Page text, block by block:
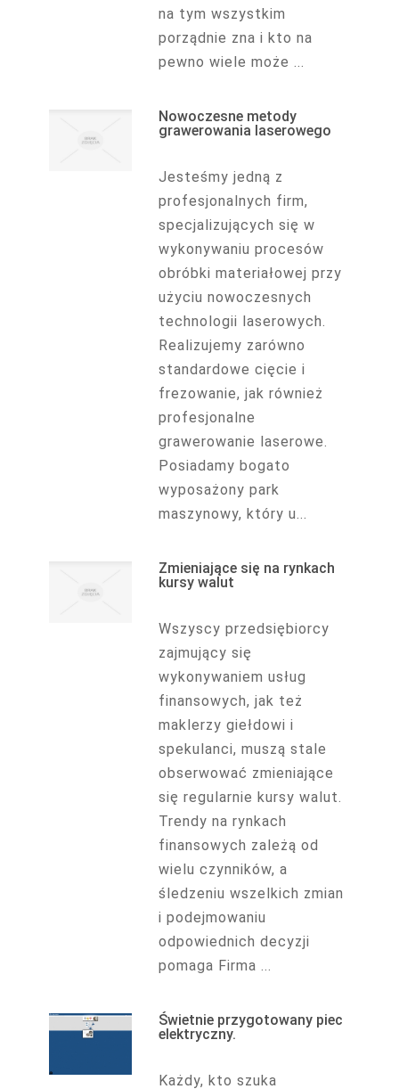
na tym wszystkim
porządnie zna i kto na
pewno wiele może ...
Nowoczesne metody
grawerowania laserowego
Jesteśmy jedną z
profesjonalnych firm,
specjalizujących się w
wykonywaniu procesów
obróbki materiałowej przy
użyciu nowoczesnych
technologii laserowych.
Realizujemy zarówno
standardowe cięcie i
frezowanie, jak również
profesjonalne
grawerowanie laserowe.
Posiadamy bogato
wyposażony park
maszynowy, który u...
Zmieniające się na rynkach
kursy walut
Wszyscy przedsiębiorcy
zajmujący się
wykonywaniem usług
finansowych, jak też
maklerzy giełdowi i
spekulanci, muszą stale
obserwować zmieniające
się regularnie kursy walut.
Trendy na rynkach
finansowych zależą od
wielu czynników, a
śledzeniu wszelkich zmian
i podejmowaniu
odpowiednich decyzji
pomaga Firma ...
Świetnie przygotowany piec
elektryczny.
Każdy, kto szuka